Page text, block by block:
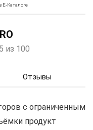
Е-Каталоге
из 100
Отзывы
с ограниченным
продукт